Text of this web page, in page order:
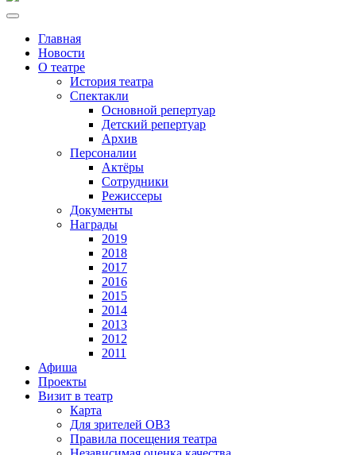
Toggle
navigationГлавная
Новости
О театре
История театра
Спектакли
Основной репертуар
Детский репертуар
Архив
Персоналии
Актёры
Сотрудники
Режиссеры
Документы
Награды
2019
2018
2017
2016
2015
2014
2013
2012
2011
Афиша
Проекты
Визит в театр
Карта
Для зрителей ОВЗ
Правила посещения театра